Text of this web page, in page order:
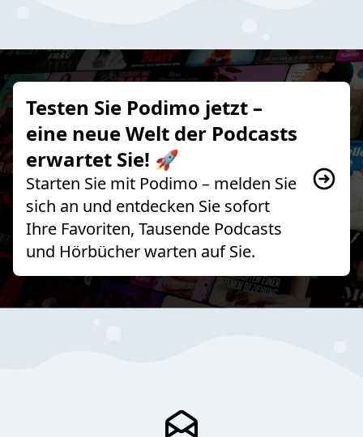
Testen Sie Podimo jetzt –
eine neue Welt der Podcasts
erwartet Sie! 🚀
Starten Sie mit Podimo – melden Sie
sich an und entdecken Sie sofort
Ihre Favoriten, Tausende Podcasts
und Hörbücher warten auf Sie.